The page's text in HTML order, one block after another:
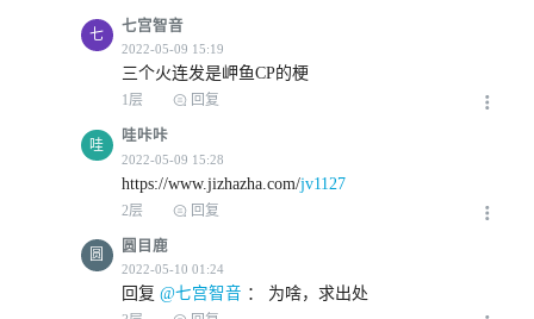
2022-05-09 10:47
七
七宫智音
三个火连发是岬鱼CP的梗
1层 回复
哇
哇咔咔
https://www.jizhazha.com/jv1127
2层 回复
圆
圆目鹿
回复 @七宫智音 ： 为啥，求出处